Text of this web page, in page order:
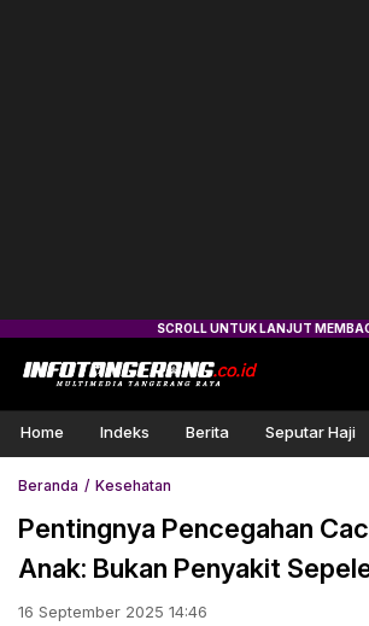
Home Indeks Berita Seputar Haji
Beranda Kesehatan
Pentingnya Pencegahan
Anak: Bukan Penyakit
16 September 2025 14:46